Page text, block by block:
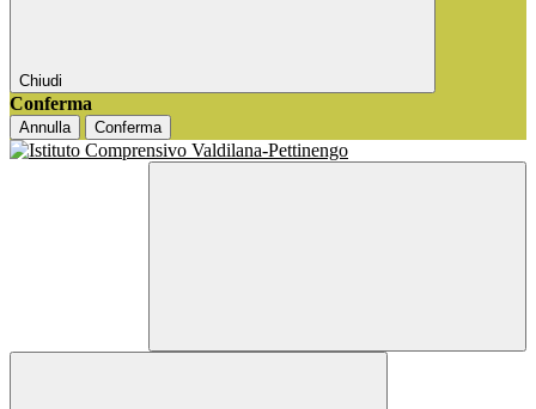
Chiudi
Conferma
Annulla Conferma